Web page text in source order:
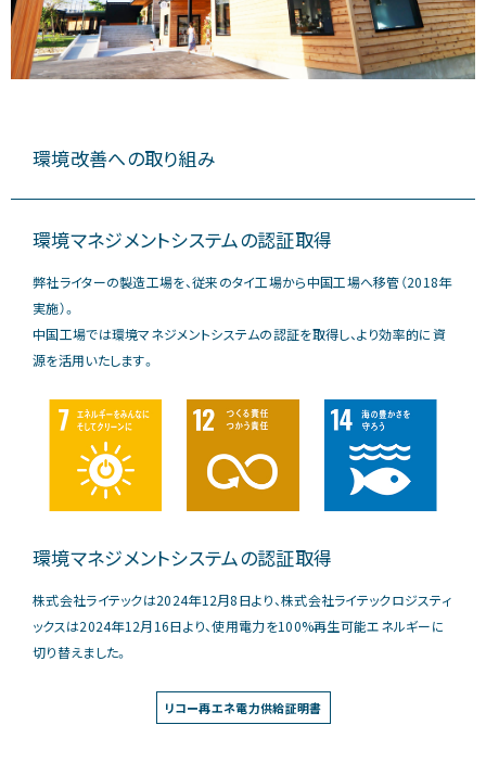
環境改善への取り組み
環境マネジメントシステムの認証取得
弊社ライターの製造工場を、従来のタイ工場から中国工場へ移管（2018年
実施）。
中国工場では環境マネジメントシステムの認証を取得し、より効率的に資
源を活用いたします。
環境マネジメントシステムの認証取得
株式会社ライテックは2024年12月8日より、株式会社ライテックロジスティ
ックスは2024年12月16日より、使用電力を100%再生可能エネルギーに
切り替えました。
リコー再エネ電力供給証明書